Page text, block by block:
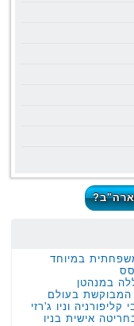
במיוחד
במנהטן
המבוקשת בעולם
וניו ג'רזי
אישית בניו